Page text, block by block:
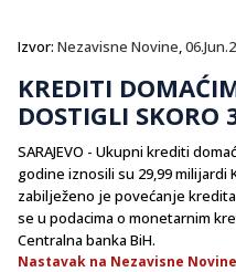
Izvor: Nezavisne Novine,
KREDITI
DOSTIGLI SKORO
SARAJEVO - Ukupni krediti
godine iznosili su 29,99
zabilježeno je povećanje kredita
se u podacima o monetarnim
Centralna banka BiH.
Nastavak na Nezavisne